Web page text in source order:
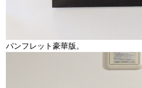
パンフレット豪華版。